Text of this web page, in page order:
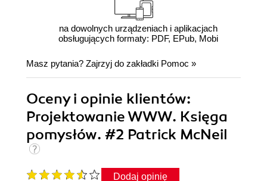
na dowolnych urządzeniach i aplikacjach
obsługujących formaty: PDF, EPub, Mobi
Masz pytania? Zajrzyj do zakładki Pomoc »
Oceny i opinie klientów:
Projektowanie WWW. Księga
pomysłów. #2 Patrick McNeil
Dodaj opinię